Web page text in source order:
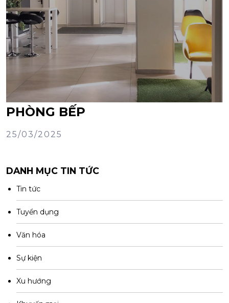
PHÒNG BẾP
25/03/2025
DANH MỤC TIN TỨC
Tin tức
Tuyển dụng
Văn hóa
Sự kiện
Xu hướng